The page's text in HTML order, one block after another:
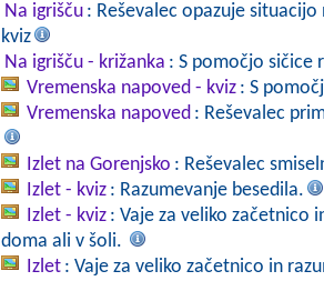
Na igrišču : Reševalec opazuje
kviz
Na igrišču - križanka : S pomočjo sičice
Vremenska napoved - kviz : S
Vremenska napoved : Reševalec
Izlet na Gorenjsko : Reševalec
Izlet - kviz : Razumevanje besedila.
Izlet - kviz : Vaje za veliko začetnico
doma ali v šoli.
Izlet : Vaje za veliko začetnico in